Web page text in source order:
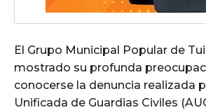
El Grupo Municipal Popular de
mostrado su profunda
conocerse la denuncia realizada
Unificada de Guardias Civiles